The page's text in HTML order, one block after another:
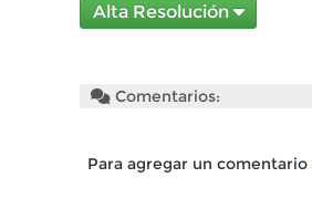
Alta Resolución
Comentarios:
Para agregar un comentario